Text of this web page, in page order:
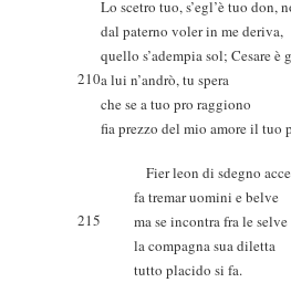
Lo scetro tuo, s’egl’è tuo don,
dal paterno voler in me deriva,
quello s’adempia sol; Cesare è
210a lui n’andrò, tu spera
che se a tuo pro raggiono
fia prezzo del mio amore il tuo
Fier leon di sdegno
fa tremar uomini e belve
215
ma se incontra fra le selve
la compagna sua diletta
tutto placido si fa.